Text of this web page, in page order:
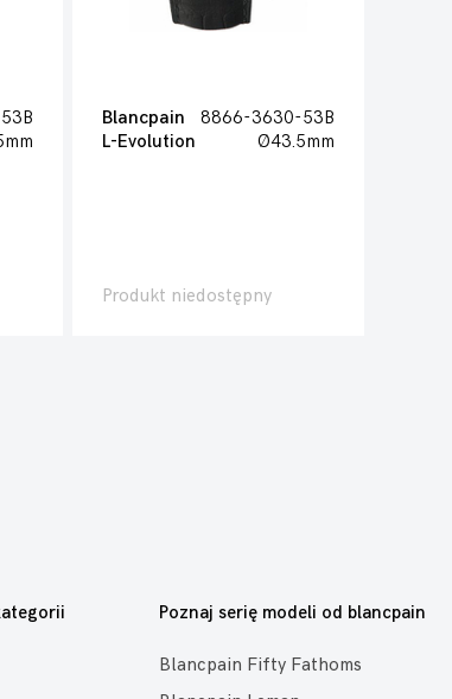
Blancpain
8866-3630-53B
L-Evolution
Ø43.5mm
Produkt niedostępny
Poznaj serię modeli od blancpain
Blancpain Fifty Fathoms